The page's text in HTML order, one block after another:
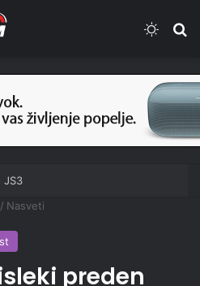
JS3
/ Nasveti
preden